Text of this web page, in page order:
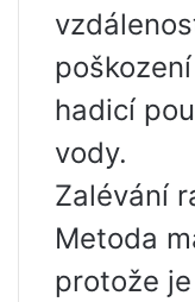
hadicí
vody.
Zalévání
Metoda
protože